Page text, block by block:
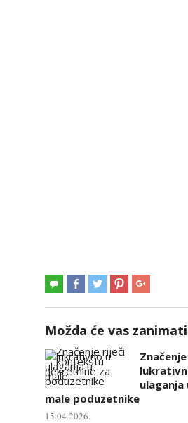
Možda će vas
ulaganja
male poduzetnike
15.04.2026.